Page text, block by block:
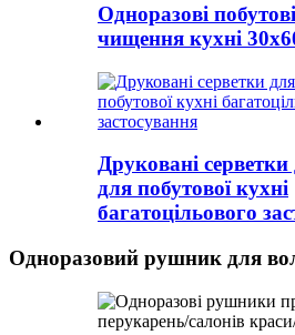
Одноразові
чищення кухні
Друковані
для побутової кухні
багатоцільового
Одноразовий рушник для